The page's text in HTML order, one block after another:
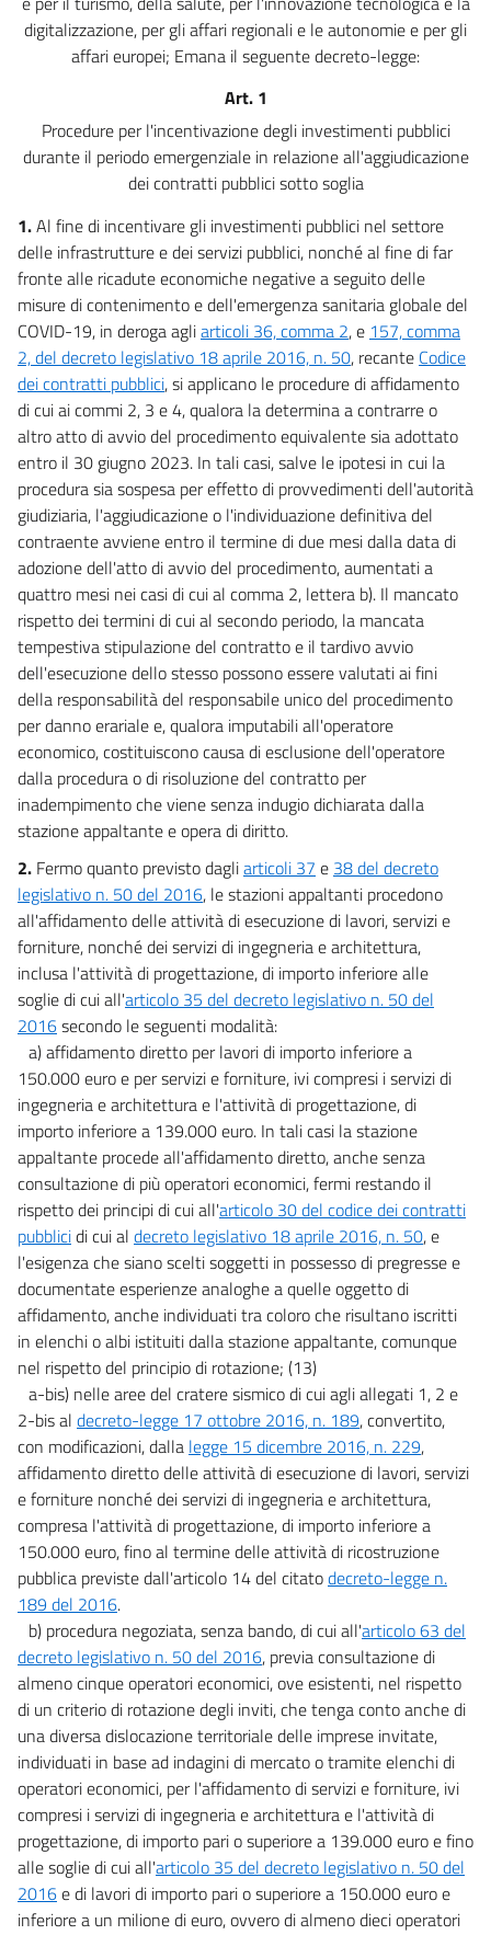
26
27
28
29
29 ter
30
30 bis
Capo II
Norme generali per lo sviluppo dei sistemi informativi delle
pubbliche amministrazioni e l'utilizzo del digitale nell'azione
amministrativa
31
31 bis
32
Capo III
Strategia di gestione del patrimonio informativo pubblico per fini
istituzionali
33
34
35
Capo IV
Misure per l'innovazione
36
37
37 bis
Titolo IV
SEMPLIFICAZIONI IN MATERIA DI ATTIVITÀ DI IMPRESA, AMBIENTE E GREEN
ECONOMY
Capo I
Semplificazioni in materia di attività di impresa e investimenti
pubblici
38
38 bis
39
39 bis
39 ter
40
40 bis
40 ter
40 quater
41
42
43
43 bis
43 ter
43 quater
44
44 bis
45
45 bis
46
47
48
48 bis
48 ter
48 quater
48 quinquies
49
49 bis
Capo II
digitalizzazione, per gli affari regionali e le autonomie e per gli
affari europei; Emana il seguente decreto-legge:
Art. 1
Procedure per l'incentivazione degli investimenti pubblici
durante il periodo emergenziale in relazione all'aggiudicazione
dei contratti pubblici sotto soglia
1.Al fine di incentivare gli investimenti pubblici nel settore
delle infrastrutture e dei servizi pubblici, nonché al fine di far
fronte alle ricadute economiche negative a seguito delle
misure di contenimento e dell'emergenza sanitaria globale del
COVID-19, in deroga agliarticoli 36, comma 2, e 157, comma
2, del decreto legislativo 18 aprile 2016, n. 50, recante Codice
dei contratti pubblici, si applicano le procedure di affidamento
di cui ai commi 2, 3 e 4, qualora la determina a contrarre o
altro atto di avvio del procedimento equivalente sia adottato
entro il 30 giugno 2023. In tali casi, salve le ipotesi in cui la
procedura sia sospesa per effetto di provvedimenti dell'autorità
giudiziaria, l'aggiudicazione o l'individuazione definitiva del
contraente avviene entro il termine di due mesi dalla data di
adozione dell'atto di avvio del procedimento, aumentati a
quattro mesi nei casi di cui al comma 2, lettera b). Il mancato
rispetto dei termini di cui al secondo periodo, la mancata
tempestiva stipulazione del contratto e il tardivo avvio
dell'esecuzione dello stesso possono essere valutati ai fini
della responsabilità del responsabile unico del procedimento
per danno erariale e, qualora imputabili all'operatore
economico, costituiscono causa di esclusione dell'operatore
dalla procedura o di risoluzione del contratto per
inadempimento che viene senza indugio dichiarata dalla
stazione appaltante e opera di diritto.
2. Fermo quanto previsto dagliarticoli 37 e 38 del decreto
legislativo n. 50 del 2016, le stazioni appaltanti procedono
all'affidamento delle attività di esecuzione di lavori, servizi e
forniture, nonché dei servizi di ingegneria e architettura,
inclusa l'attività di progettazione, di importo inferiore alle
soglie di cui all'articolo 35 del decreto legislativo n. 50 del
2016secondo le seguenti modalità:
a) affidamento diretto per lavori di importo inferiore a
150.000 euro e per servizi e forniture, ivi compresi i servizi di
ingegneria e architettura e l'attività di progettazione, di
importo inferiore a 139.000 euro. In tali casi la stazione
appaltante procede all'affidamento diretto, anche senza
consultazione di più operatori economici, fermi restando il
rispetto dei principi di cui all'articolo 30 del codice dei contratti
pubblicidi cui al decreto legislativo 18 aprile 2016, n. 50, e
l'esigenza che siano scelti soggetti in possesso di pregresse e
documentate esperienze analoghe a quelle oggetto di
affidamento, anche individuati tra coloro che risultano iscritti
in elenchi o albi istituiti dalla stazione appaltante, comunque
nel rispetto del principio di rotazione; (13)
a-bis) nelle aree del cratere sismico di cui agli allegati 1, 2 e
2-bis al decreto-legge 17 ottobre 2016, n. 189, convertito,
con modificazioni, dalla legge 15 dicembre 2016, n. 229,
affidamento diretto delle attività di esecuzione di lavori, servizi
e forniture nonché dei servizi di ingegneria e architettura,
compresa l'attività di progettazione, di importo inferiore a
150.000 euro, fino al termine delle attività di ricostruzione
pubblica previste dall'articolo 14 del citatodecreto-legge n.
189 del 2016.
b) procedura negoziata, senza bando, di cui all'articolo 63 del
decreto legislativo n. 50 del 2016, previa consultazione di
almeno cinque operatori economici, ove esistenti, nel rispetto
di un criterio di rotazione degli inviti, che tenga conto anche di
una diversa dislocazione territoriale delle imprese invitate,
individuati in base ad indagini di mercato o tramite elenchi di
operatori economici, per l'affidamento di servizi e forniture, ivi
compresi i servizi di ingegneria e architettura e l'attività di
progettazione, di importo pari o superiore a 139.000 euro e fino
alle soglie di cui all'articolo 35 del decreto legislativo n. 50 del
2016e di lavori di importo pari o superiore a 150.000 euro e
inferiore a un milione di euro, ovvero di almeno dieci operatori